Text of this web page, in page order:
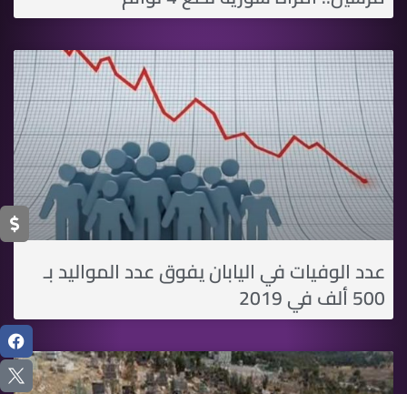
عدد الوفيات في اليابان يفوق عدد المواليد بـ
500 ألف في 2019